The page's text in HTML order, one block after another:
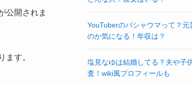
公開されま
ます。
YouTuberのバシャウマって？元
のか気になる！年収は？
塩見なゆは結婚してる？夫や子
査！wiki風プロフィールも